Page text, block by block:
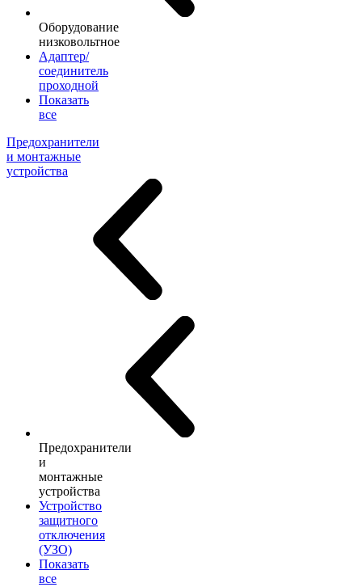
Оборудование
низковольтное
Адаптер/
соединитель
проходной
Показать
все
Предохранители
и монтажные
устройства
Предохранители
и
монтажные
устройства
Устройство
защитного
отключения
(УЗО)
Показать
все